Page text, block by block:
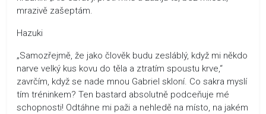
mrazivě zašeptám.
Hazuki
„Samozřejmě, že jako člověk budu zesláblý, když mi někdo
narve velký kus kovu do těla a ztratím spoustu krve,“
zavrčím, když se nade mnou Gabriel skloní. Co sakra myslí
tím tréninkem? Ten bastard absolutně podceňuje mé
schopnosti! Odtáhne mi paži a nehledě na místo, na jakém